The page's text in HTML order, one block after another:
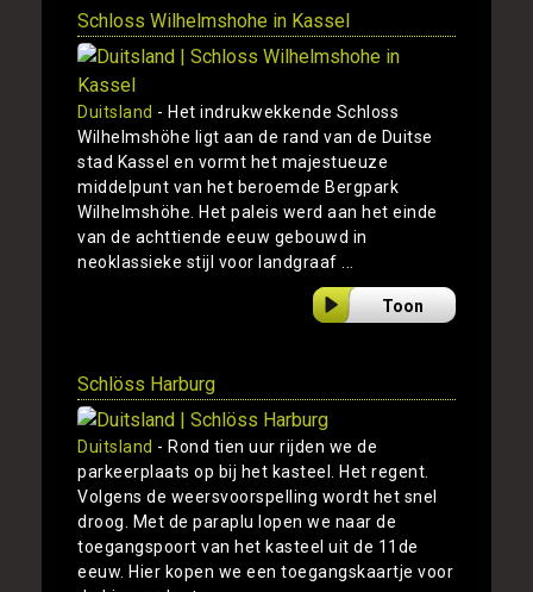
Schloss Wilhelmshohe in Kassel
Duitsland - Het indrukwekkende Schloss
Wilhelmshöhe ligt aan de rand van de Duitse
stad Kassel en vormt het majestueuze
middelpunt van het beroemde Bergpark
Wilhelmshöhe. Het paleis werd aan het einde
van de achttiende eeuw gebouwd in
neoklassieke stijl voor landgraaf ...
Toon
Schlöss Harburg
Duitsland - Rond tien uur rijden we de
parkeerplaats op bij het kasteel. Het regent.
Volgens de weersvoorspelling wordt het snel
droog. Met de paraplu lopen we naar de
toegangspoort van het kasteel uit de 11de
eeuw. Hier kopen we een toegangskaartje voor